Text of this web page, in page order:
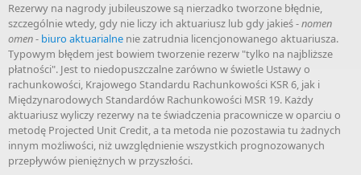
Rezerwy na nagrody jubileuszowe są nierzadko tworzone błędnie,
szczególnie wtedy, gdy nie liczy ich aktuariusz lub gdy jakieś -nomen
omen- biuro aktuarialne nie zatrudnia licencjonowanego aktuariusza.
Typowym błędem jest bowiem tworzenie rezerw "tylko na najbliższe
płatności". Jest to niedopuszczalne zarówno w świetle Ustawy o
rachunkowości, Krajowego Standardu Rachunkowości KSR 6, jak i
Międzynarodowych Standardów Rachunkowości MSR 19. Każdy
aktuariusz wyliczy rezerwy na te świadczenia pracownicze w oparciu o
metodę Projected Unit Credit, a ta metoda nie pozostawia tu żadnych
innym możliwości, niż uwzględnienie wszystkich prognozowanych
przepływów pieniężnych w przyszłości.